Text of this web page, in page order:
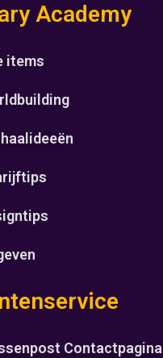
Academy
items
Contactpagina